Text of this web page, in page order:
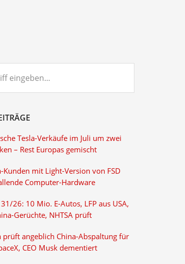
Tesla-Verkäufe im Juli um zwei
– Rest Europas gemischt
Kunden mit Light-Version von FSD
Computer-Hardware
26: 10 Mio. E-Autos, LFP aus USA,
Gerüchte, NHTSA prüft
prüft angeblich China-Abspaltung für
CEO Musk dementiert